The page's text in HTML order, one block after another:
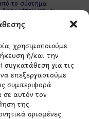
χρησιμοποιούμε
ή/και την
για τις
επεξεργαστούμε
συμπεριφορά
σε αυτόν τον
της
ορισμένες
το σύστημα
Απορρήτουκαι οι